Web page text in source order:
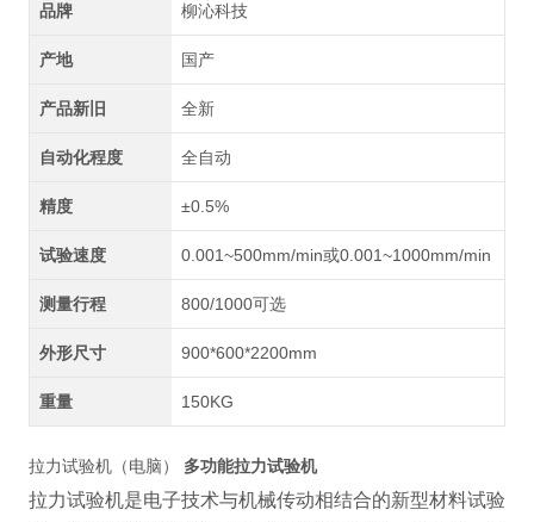
品牌 柳沁科技
产地 国产
产品新旧 全新
自动化程度 全自动
精度 ±0.5%
试验速度 0.001~500mm/min或0.001~1000mm/min
测量行程 800/1000可选
外形尺寸 900*600*2200mm
重量 150KG
拉力试验机（电脑） 多功能拉力试验机
拉力试验机是电子技术与机械传动相结合的新型材料试验